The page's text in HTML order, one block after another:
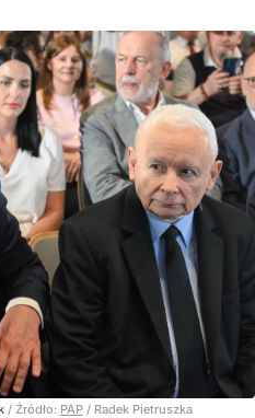
/ Źródło: PAP / Radek Pietruszka